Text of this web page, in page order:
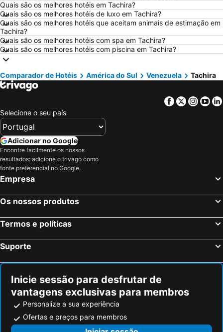
Hotéis em Sangenjo
Hotéis em Nazaré
Hotéis em Vigo
Hotéis em Vila Nova de Milfontes
Hotéis em Isla Canela
Hotéis em Roma
Hotéis em Vilamoura
Hotéis em Centro de Portugal
Hotéis em Minorca
Hotéis em Galiza
Hotéis em Andaluzia
Hotéis em Douro
Hotéis em Ilha do Sal
Hotéis em Ibiza
Hotéis em Serra da Estrela
Hotéis em Costa da Luz
Hotéis em Gran Canaria
Hotéis em Costa de Almería
Quais são os melhores hotéis em Tachira?
Quais são os melhores hotéis de luxo em Tachira?
Quais são os melhores hotéis que aceitam animais de estimação em
Tachira?
Quais são os melhores hotéis com spa em Tachira?
Quais são os melhores hotéis com piscina em Tachira?
Comparador de Hotéis América do Sul Venezuela Tachira
Facebook
Twitter
Selecione o seu país
Adicionar no Google
Encontre facilmente os nossos
resultados: adicione o trivago como
fonte preferencial no Google.
Empresa
Os nossos produtos
Termos e políticas
Suporte
Inicie sessão para desfrutar de
vantagens exclusivas para membros
Personalize a sua experiência
Ofertas e preços para membros